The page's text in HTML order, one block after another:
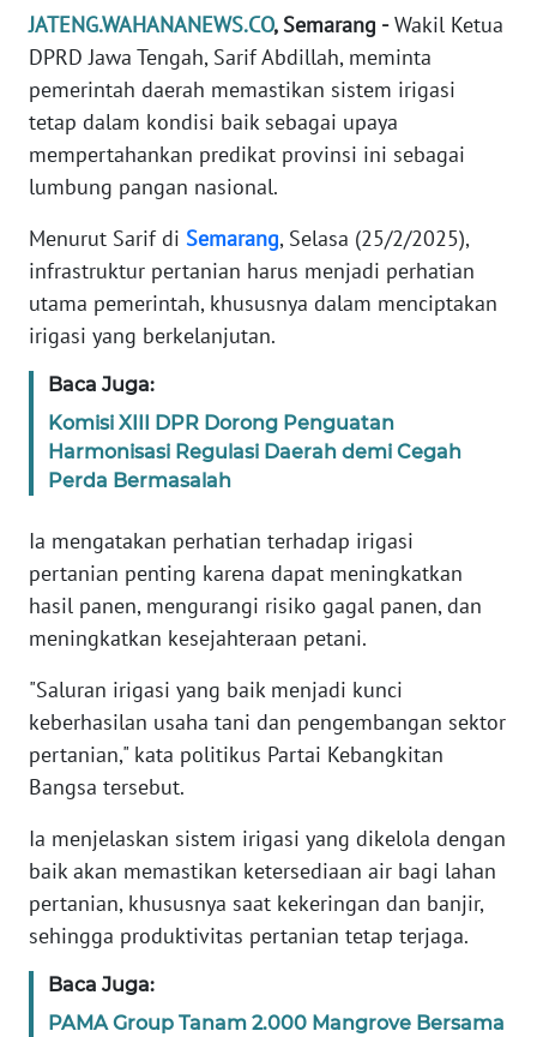
JATENG.WAHANANEWS.CO, Semarang -Wakil Ketua
DPRD Jawa Tengah, Sarif Abdillah, meminta
pemerintah daerah memastikan sistem irigasi
tetap dalam kondisi baik sebagai upaya
mempertahankan predikat provinsi ini sebagai
lumbung pangan nasional.
Menurut Sarif di Semarang, Selasa (25/2/2025),
infrastruktur pertanian harus menjadi perhatian
utama pemerintah, khususnya dalam menciptakan
irigasi yang berkelanjutan.
Baca Juga:
Komisi XIII DPR Dorong Penguatan
Harmonisasi Regulasi Daerah demi Cegah
Perda Bermasalah
Ia mengatakan perhatian terhadap irigasi
pertanian penting karena dapat meningkatkan
hasil panen, mengurangi risiko gagal panen, dan
meningkatkan kesejahteraan petani.
"Saluran irigasi yang baik menjadi kunci
keberhasilan usaha tani dan pengembangan sektor
pertanian," kata politikus Partai Kebangkitan
Bangsa tersebut.
Ia menjelaskan sistem irigasi yang dikelola dengan
baik akan memastikan ketersediaan air bagi lahan
pertanian, khususnya saat kekeringan dan banjir,
sehingga produktivitas pertanian tetap terjaga.
Baca Juga:
PAMA Group Tanam 2.000 Mangrove Bersama
TENTANG
PEDOMAN
MEDIA
SIBER
KARIR
DISCLAIMER
Wahana
Regional
SUMUT
WN
JAKARTA
WN
JABAR
WN
WN
NTT
KEPRI